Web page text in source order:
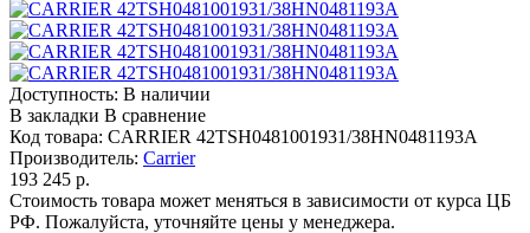
Доступность: В наличии
В закладки В сравнение
Код товара: CARRIER 42TSH0481001931/38HN0481193A
Производитель: Carrier
193 245 р.
Стоимость товара может меняться в зависимости от курса ЦБ
РФ. Пожалуйста, уточняйте цены у менеджера.